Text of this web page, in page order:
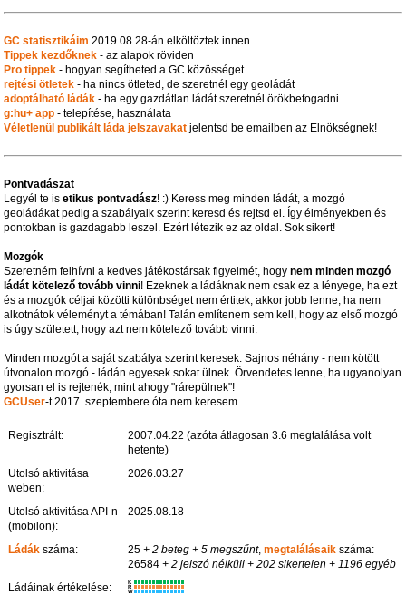
GC statisztikáim 2019.08.28-án elköltöztek innen
Tippek kezdőknek - az alapok röviden
Pro tippek - hogyan segítheted a GC közösséget
rejtési ötletek - ha nincs ötleted, de szeretnél egy geoládát
adoptálható ládák - ha egy gazdátlan ládát szeretnél örökbefogadni
g:hu+ app - telepítése, használata
Véletlenül publikált láda jelszavakat jelentsd be emailben az Elnökségnek!
Pontvadászat
Legyél te isetikus pontvadász! :) Keress meg minden ládát, a mozgó
geoládákat pedig a szabályaik szerint keresd és rejtsd el. Így élményekben és
pontokban is gazdagabb leszel. Ezért létezik ez az oldal. Sok sikert!
Mozgók
Szeretném felhívni a kedves játékostársak figyelmét, hogynem minden mozgó
ládát kötelező tovább vinni! Ezeknek a ládáknak nem csak ez a lényege, ha ezt
és a mozgók céljai közötti különbséget nem értitek, akkor jobb lenne, ha nem
alkotnátok véleményt a témában! Talán említenem sem kell, hogy az első mozgó
is úgy született, hogy azt nem kötelező tovább vinni.
Minden mozgót a saját szabálya szerint keresek. Sajnos néhány - nem kötött
útvonalon mozgó - ládán egyesek sokat ülnek. Örvendetes lenne, ha ugyanolyan
gyorsan el is rejtenék, mint ahogy "rárepülnek"!
GCUser-t 2017. szeptembere óta nem keresem.
Regisztrált:
2007.04.22 (azóta átlagosan 3.6 megtalálása volt
hetente)
Utolsó aktivitása
weben:
2026.03.27
Utolsó aktivitása API-n
(mobilon):
2025.08.18
Ládák száma: 25 + 2 beteg + 5 megszűnt,megtalálásaik száma:
26584 + 2 jelszó nélküli + 202 sikertelen + 1196 egyéb
Ládáinak értékelése:
K
R
W